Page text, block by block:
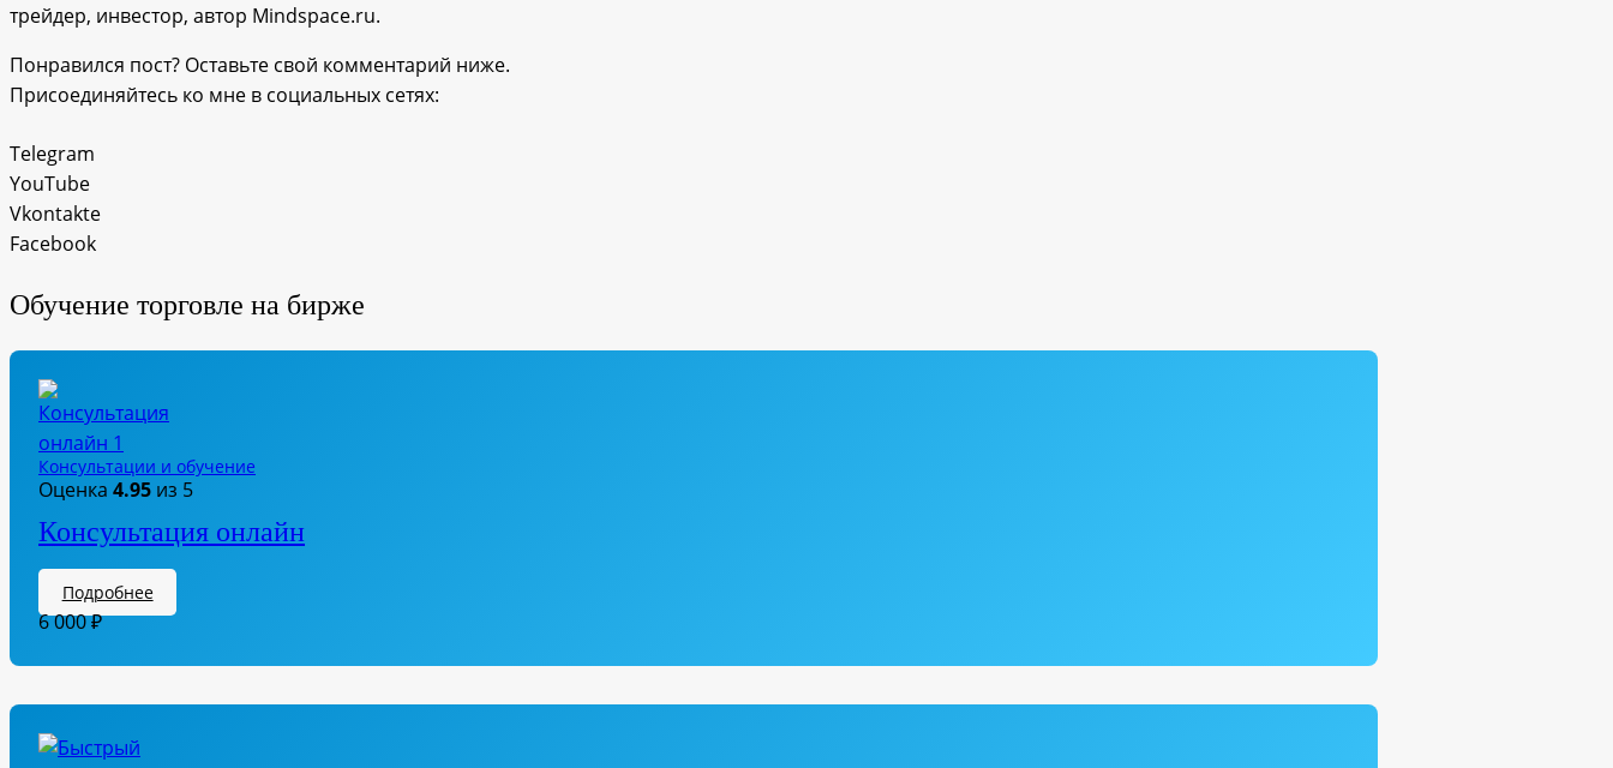
трейдер, инвестор, автор Mindspace.ru.
Понравился пост? Оставьте свой комментарий ниже.
Присоединяйтесь ко мне в социальных сетях:
Telegram
YouTube
Vkontakte
Facebook
Обучение торговле на бирже
Консультации и обучение
Оценка 4.95 из 5
Консультация онлайн
Подробнее
6 000₽